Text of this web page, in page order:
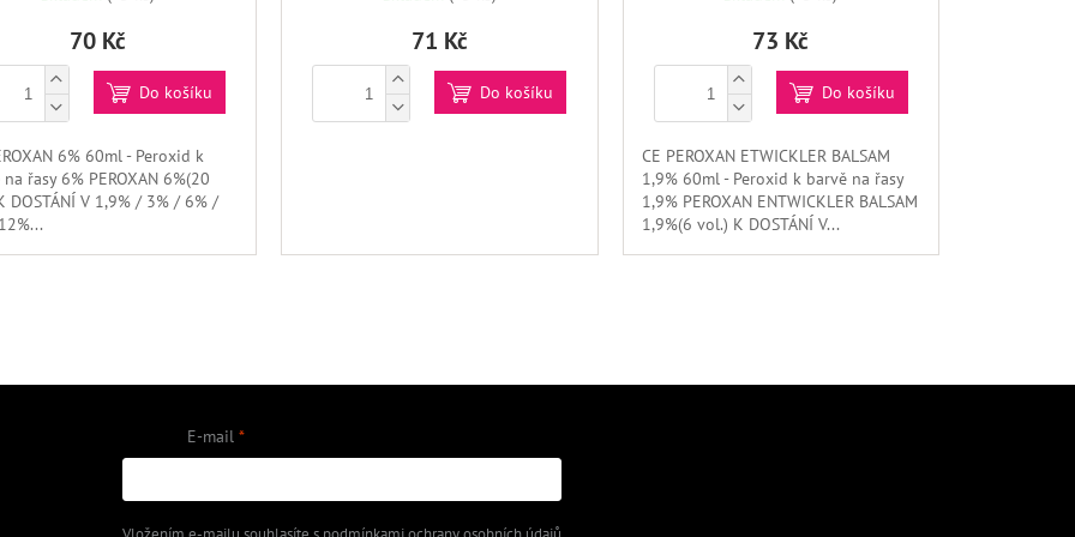
70 Kč
Do košíku
6% 60ml - Peroxid k
řasy 6% PEROXAN 6%(20
DOSTÁNÍ V 1,9% / 3% / 6% /
71 Kč
Do košíku
73 Kč
Do košíku
CE PEROXAN ETWICKLER BALSAM
1,9% 60ml - Peroxid k barvě na řasy
1,9% PEROXAN ENTWICKLER BALSAM
1,9%(6 vol.) K DOSTÁNÍ V...
Á
P
E-mail